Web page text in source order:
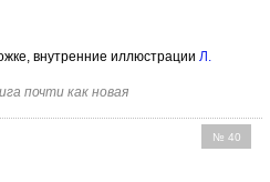
внутренние иллюстрации Л.
почти как новая
№ 40